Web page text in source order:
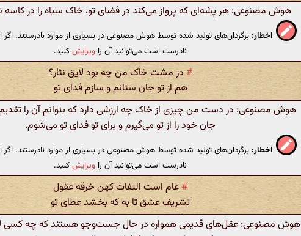
هوش مصنوعی: هر پشه‌ای که پرواز می‌کند در فضای تو، خاک سیاه را در کاسه
اخطار: برگردان‌های تولید شده توسط هوش مصنوعی در بسیاری از موارد نادرستند. اگر
نادرست است می‌توانید آن را ویرایشکنید.
# در مشت خاک من چه بود لایق نثار؟
هم از تو جان ستانم و سازم فدای تو
هوش مصنوعی: در دست من چیزی از خاک چه ارزشی دارد که بتوانم آن را
جان خود را از تو می‌گیرم و برای تو فدای تو می‌شوم.
اخطار: برگردان‌های تولید شده توسط هوش مصنوعی در بسیاری از موارد نادرستند. اگر
نادرست است می‌توانید آن را ویرایشکنید.
# عام است التفات کهن خرقه عقول
تشریف عشق تا به که بخشد عطای تو
هوش مصنوعی: عقل‌های قدیمی همواره در حال جست‌وجو هستند که چه